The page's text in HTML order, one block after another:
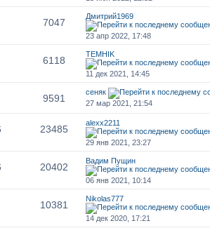
7047
Дмитрий1969
23 апр 2022, 17:48
6118
TEMHIK
11 дек 2021, 14:45
9591
сеняк
27 мар 2021, 21:54
23485
alexx2211
29 янв 2021, 23:27
20402
Вадим Пущин
06 янв 2021, 10:14
10381
Nikolas777
14 дек 2020, 17:21